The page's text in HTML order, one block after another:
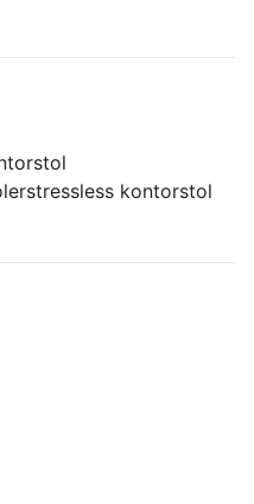
stressless kontorstol